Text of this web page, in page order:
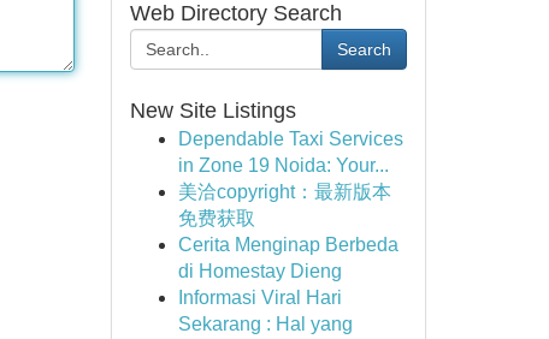
Web Directory Search
Search
New Site Listings
Dependable Taxi Services
in Zone 19 Noida: Your...
美洽copyright：最新版本
免费获取
Cerita Menginap Berbeda
di Homestay Dieng
Informasi Viral Hari
Sekarang : Hal yang